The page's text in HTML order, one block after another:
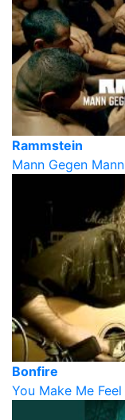
Rammstein
Mann Gegen Mann
Bonfire
You Make Me Feel